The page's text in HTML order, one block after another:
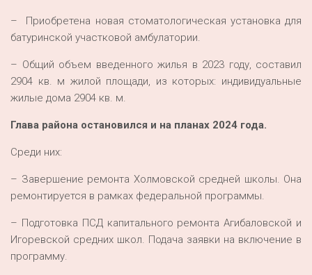
– Приобретена новая стоматологическая установка для
батуринской участковой амбулатории.
– Общий объем введенного жилья в 2023 году, составил
2904 кв. м жилой площади, из которых: индивидуальные
жилые дома 2904 кв. м.
Глава района остановился и на планах 2024 года.
Среди них:
– Завершение ремонта Холмовской средней школы. Она
ремонтируется в рамках федеральной программы.
– Подготовка ПСД капитального ремонта Агибаловской и
Игоревской средних школ. Подача заявки на включение в
программу.